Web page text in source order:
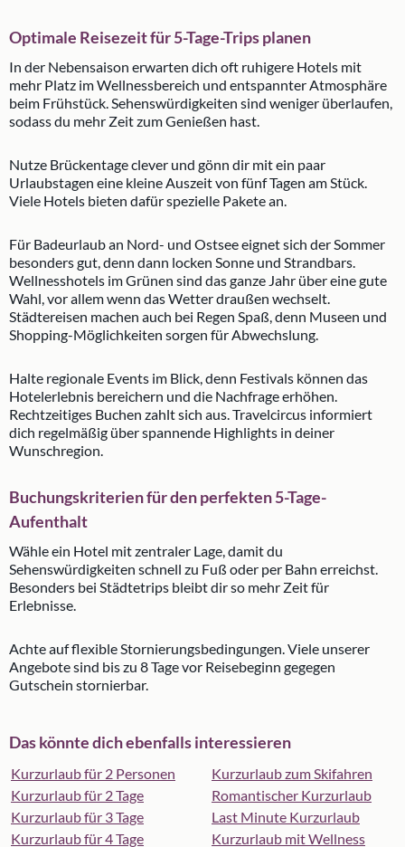
Optimale Reisezeit für 5-Tage-Trips planen
In der Nebensaison erwarten dich oft ruhigere Hotels mit
mehr Platz im Wellnessbereich und entspannter Atmosphäre
beim Frühstück. Sehenswürdigkeiten sind weniger überlaufen,
sodass du mehr Zeit zum Genießen hast.
Nutze Brückentage clever und gönn dir mit ein paar
Urlaubstagen eine kleine Auszeit von fünf Tagen am Stück.
Viele Hotels bieten dafür spezielle Pakete an.
Für Badeurlaub an Nord- und Ostsee eignet sich der Sommer
besonders gut, denn dann locken Sonne und Strandbars.
Wellnesshotels im Grünen sind das ganze Jahr über eine gute
Wahl, vor allem wenn das Wetter draußen wechselt.
Städtereisen machen auch bei Regen Spaß, denn Museen und
Shopping-Möglichkeiten sorgen für Abwechslung.
Halte regionale Events im Blick, denn Festivals können das
Hotelerlebnis bereichern und die Nachfrage erhöhen.
Rechtzeitiges Buchen zahlt sich aus. Travelcircus informiert
dich regelmäßig über spannende Highlights in deiner
Wunschregion.
Buchungskriterien für den perfekten 5-Tage-
Aufenthalt
Wähle ein Hotel mit zentraler Lage, damit du
Sehenswürdigkeiten schnell zu Fuß oder per Bahn erreichst.
Besonders bei Städtetrips bleibt dir so mehr Zeit für
Erlebnisse.
Achte auf flexible Stornierungsbedingungen. Viele unserer
Angebote sind bis zu 8 Tage vor Reisebeginn gegegen
Gutschein stornierbar.
Das könnte dich ebenfalls interessieren
Kurzurlaub für 2 Personen
Kurzurlaub für 2 Tage
Kurzurlaub für 3 Tage
Kurzurlaub für 4 Tage
Kurzurlaub zum Skifahren
Romantischer Kurzurlaub
Last Minute Kurzurlaub
Kurzurlaub mit Wellness